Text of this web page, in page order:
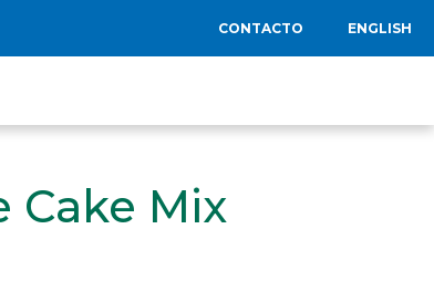
CONTACTO ENGLISH
Cake Mix